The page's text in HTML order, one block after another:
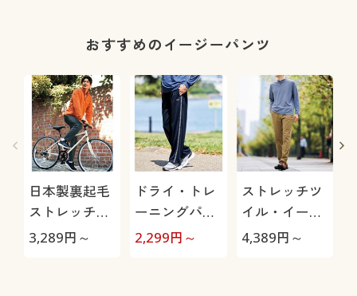
おすすめのイージーパンツ
日本製裏起毛
ストレッチパ
ンツ(ヨコスト
3,289円～
ドライ・トレ
ーニングパン
ツ(フィラ)股
2,299円～
ストレッチツ
イル・イージ
ーパンツ
4,389円～